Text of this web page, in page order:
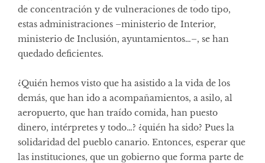
de concentración y de vulneraciones de todo tipo,
estas administraciones –ministerio de Interior,
ministerio de Inclusión, ayuntamientos…–, se han
quedado deficientes.
¿Quién hemos visto que ha asistido a la vida de los
demás, que han ido a acompañamientos, a asilo, al
aeropuerto, que han traído comida, han puesto
dinero, intérpretes y todo…? ¿quién ha sido? Pues la
solidaridad del pueblo canario. Entonces, esperar que
las instituciones, que un gobierno que forma parte de